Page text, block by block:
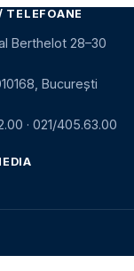
TELEFOANE
Berthelot 28–30
București
· 021/405.63.00